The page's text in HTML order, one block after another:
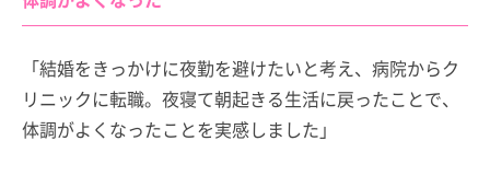
「結婚をきっかけに夜勤を避けたいと考え、病院からク
リニックに転職。夜寝て朝起きる生活に戻ったことで、
体調がよくなったことを実感しました」